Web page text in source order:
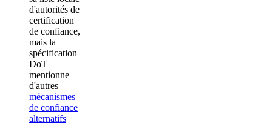
d'autorités de
certification
de confiance,
mais la
spécification
DoT
mentionne
d'autres
mécanismes
de confiance
alternatifs